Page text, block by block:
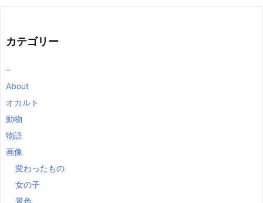
カテゴリー
–
About
オカルト
動物
物語
画像
変わったもの
女の子
景色